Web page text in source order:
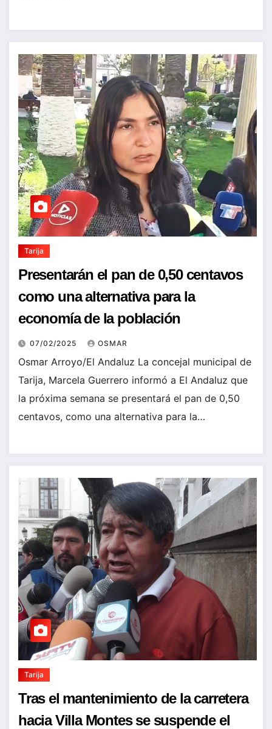
Tarija
Presentarán el pan de 0,50 centavos
como una alternativa para la
economía de la población
07/02/2025 OSMAR
Osmar Arroyo/El Andaluz La concejal municipal de
Tarija, Marcela Guerrero informó a El Andaluz que
la próxima semana se presentará el pan de 0,50
centavos, como una alternativa para la…
Tarija
Tras el mantenimiento de la carretera
hacia Villa Montes se suspende el